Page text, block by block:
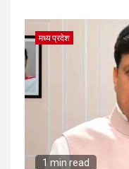
मध्य प्रदेश
1 min read